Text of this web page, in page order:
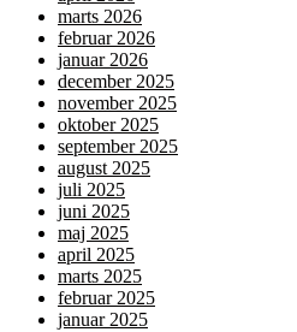
marts 2026
februar 2026
januar 2026
december 2025
november 2025
oktober 2025
september 2025
august 2025
juli 2025
juni 2025
maj 2025
april 2025
marts 2025
februar 2025
januar 2025